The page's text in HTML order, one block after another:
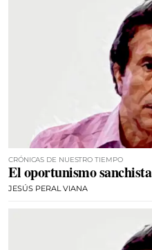
CRÓNICAS DE NUESTRO TIEMPO
El oportunismo sanchista
JESÚS PERAL VIANA